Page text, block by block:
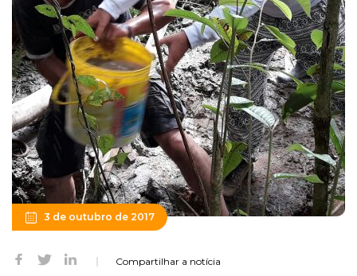
3 de outubro de 2017
Compartilhar a notícia